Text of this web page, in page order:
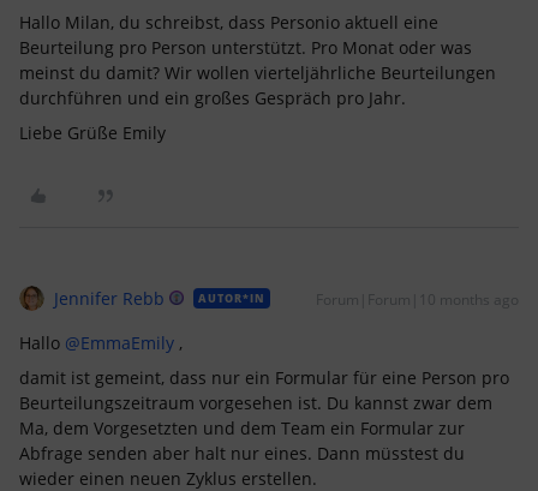
Hallo Milan, du schreibst, dass Personio aktuell eine
Beurteilung pro Person unterstützt. Pro Monat oder was
meinst du damit? Wir wollen vierteljährliche Beurteilungen
durchführen und ein großes Gespräch pro Jahr.
Liebe Grüße Emily
Jennifer Rebb AUTOR*IN Forum|Forum|10 months ago
Hallo ​ @EmmaEmily ,
damit ist gemeint, dass nur ein Formular für eine Person pro
Beurteilungszeitraum vorgesehen ist. Du kannst zwar dem
Ma, dem Vorgesetzten und dem Team ein Formular zur
Abfrage senden aber halt nur eines. Dann müsstest du
wieder einen neuen Zyklus erstellen.